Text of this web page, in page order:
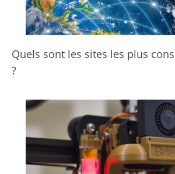
Quels sont les sites les plus
?